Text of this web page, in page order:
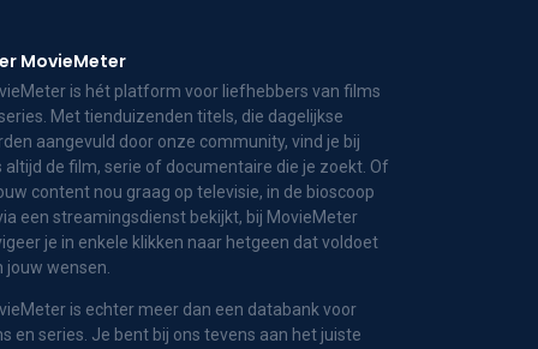
MovieMeter
is hét platform voor liefhebbers van films
Met tienduizenden titels, die dagelijkse
aangevuld door onze community, vind je bij
altijd de film, serie of documentaire die je zoekt. Of
content nou graag op televisie, in de bioscoop
een streamingsdienst bekijkt, bij MovieMeter
je in enkele klikken naar hetgeen dat voldoet
jouw wensen.
is echter meer dan een databank voor
en series. Je bent bij ons tevens aan het juiste